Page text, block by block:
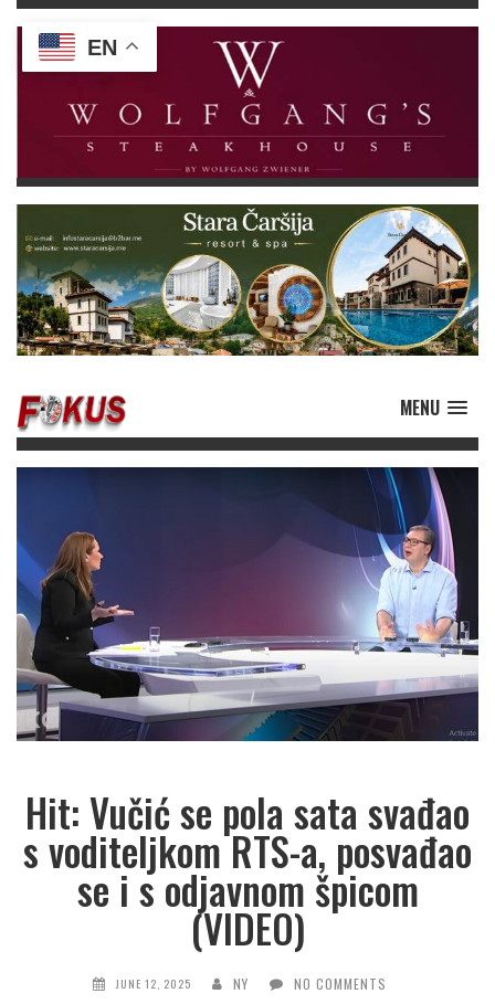
MENU
Hit: Vučić se pola sata svađao
s voditeljkom RTS-a, posvađao
se i s odjavnom špicom
(VIDEO)
JUNE 12, 2025 NY NO COMMENTS
EN